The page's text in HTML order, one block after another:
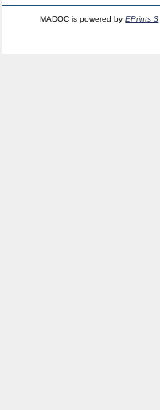
MADOC is powered byEPrints 3